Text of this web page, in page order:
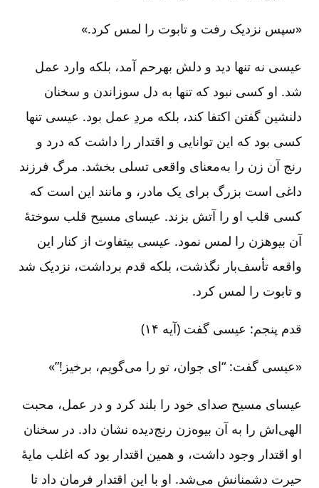
«سپس نزدیک رفت و تابوت را لمس کرد.»
عیسی نه تنها دید و دلش به‏رحم ‏آمد، بلکه وارد عمل
شد. او کسی نبود که تنها به دل سوزاندن و سخنان
دلنشین گفتن اکتفا کند، بلکه مردِ عمل بود. عیسی تنها
کسی بود که این توانایی و اقتدار را داشت که درد و
رنج آن زن را به‌معنای واقعی تسلی بخشد. مرگ فرزند
داغی است بزرگ برای یک مادر، و مانند این است که
کسی قلب او را آتش بزند. عیسای ‏مسیح قلب سوختۀ
آن بیوه‏زن را لمس نمود. عیسی بی‏تفاوت از کنار این
واقعه تأسف‌بار نگذشت، بلکه قدم برداشت، نزدیک شد
و تابوت را لمس کرد.
قدم پنجم: عیسی گفت (آیه ۱۴)
«عیسی گفت: “ای جوان، تو را می‌گویم، برخیز!”»
عیسای ‏مسیح صدای خود را بلند کرد و در عمل، محبت
الهی‌اش را به آن بیوه‌زن رنج‌دیده نشان داد. در سخنان
او اقتدار وجود داشت، و همین اقتدار بود که اغلب مایۀ
حیرت دشمنانش می‌شد. او با این اقتدار فرمان داد تا